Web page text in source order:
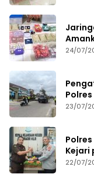
24/07/
23/07/
Kejari
22/07/